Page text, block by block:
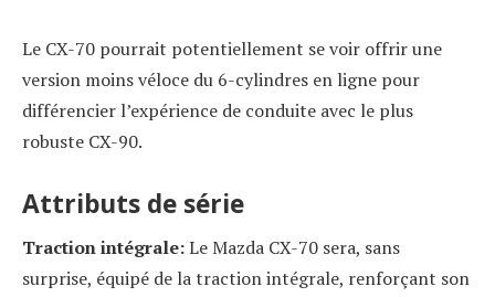
Le CX-70 pourrait potentiellement se voir offrir une
version moins véloce du 6-cylindres en ligne pour
différencier l’expérience de conduite avec le plus
robuste CX-90.
Attributs de série
Traction intégrale:Le Mazda CX-70 sera, sans
surprise, équipé de la traction intégrale, renforçant son